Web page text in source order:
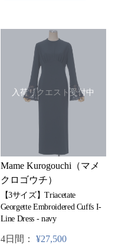
入荷リクエスト受付中
Mame Kurogouchi（マメ
クロゴウチ）
【3サイズ】Triacetate
Georgette Embroidered Cuffs I-
Line Dress - navy
4日間： ¥27,500